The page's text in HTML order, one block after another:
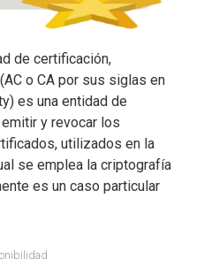
de certificación,
o CA por sus siglas en
es una entidad de
y revocar los
utilizados en la
se emplea la criptografía
es un caso particular